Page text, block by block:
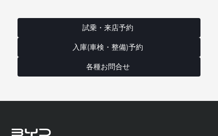
試乗・来店予約
入庫(車検・整備)予約
各種お問合せ